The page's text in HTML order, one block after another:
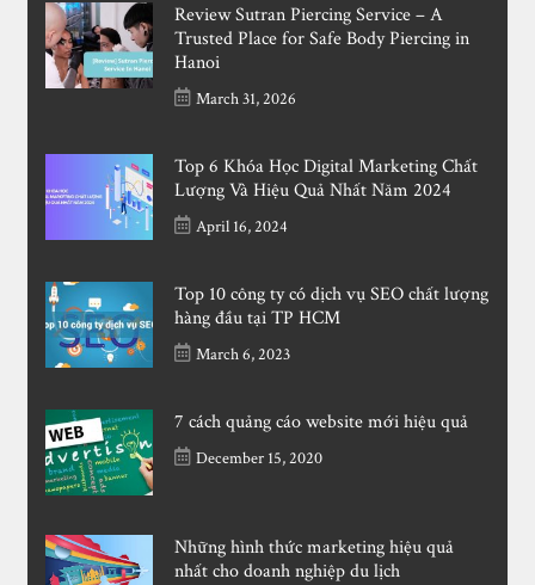
Review Sutran Piercing Service – A
Trusted Place for Safe Body Piercing in
Hanoi
March 31, 2026
Top 6 Khóa Học Digital Marketing Chất
Lượng Và Hiệu Quả Nhất Năm 2024
April 16, 2024
Top 10 công ty có dịch vụ SEO chất lượng
hàng đầu tại TP HCM
March 6, 2023
7 cách quảng cáo website mới hiệu quả
December 15, 2020
Những hình thức marketing hiệu quả
nhất cho doanh nghiệp du lịch